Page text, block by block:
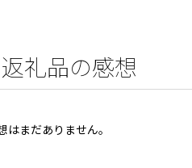
返礼品の感想
はまだありません。